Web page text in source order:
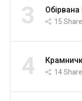
3 Обірвана
15
4 14